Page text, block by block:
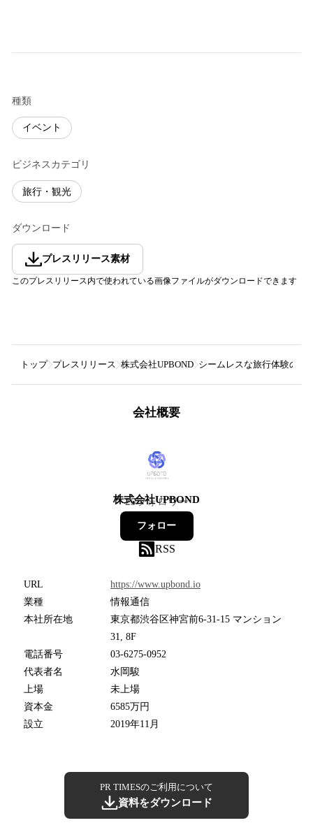
種類
イベント
ビジネスカテゴリ
旅行・観光
ダウンロード
プレスリリース素材
このプレスリリース内で使われている画像ファイルがダウンロードできます
トップ プレスリリース 株式会社UPBOND シームレスな旅行体験の実
会社概要
株式会社UPBOND
25フォロワー
フォロー
RSS
URL
https://www.upbond.io
業種
情報通信
本社所在地
東京都渋谷区神宮前6-31-15 マンション
31, 8F
電話番号
03-6275-0952
代表者名
水岡駿
上場
未上場
資本金
6585万円
設立
2019年11月
PR TIMESのご利用について
資料をダウンロード